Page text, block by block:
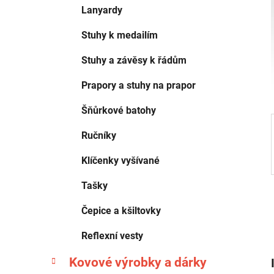
Lanyardy
Stuhy k medailím
Stuhy a závěsy k řádům
Prapory a stuhy na prapor
Šňůrkové batohy
Ručníky
Klíčenky vyšívané
Tašky
Čepice a kšiltovky
Reflexní vesty
Kovové výrobky a dárky